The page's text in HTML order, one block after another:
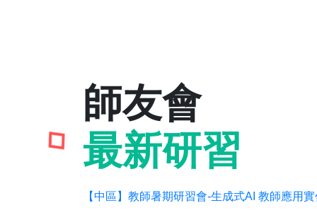
師友會
最新研習
【中區】教師暑期研習會-生成式AI 教師應用